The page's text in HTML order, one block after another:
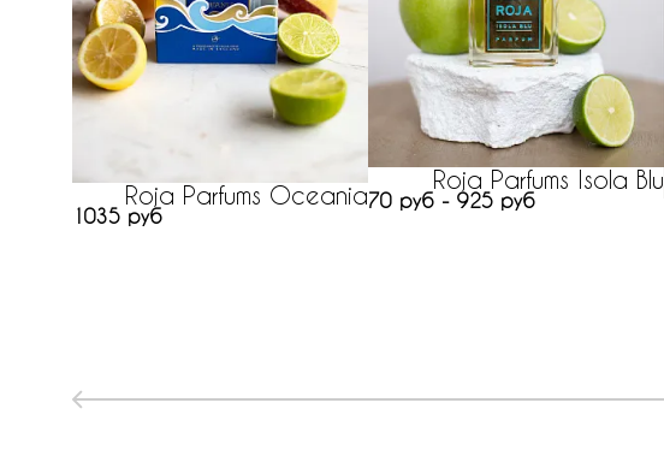
Roja Parfums Oceania
1035 руб
Roja Parfums Isola Blu
70 руб - 925 руб